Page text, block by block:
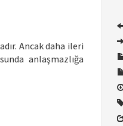
Ancak daha ileri
anlaşmazlığa